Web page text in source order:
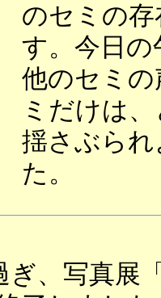
のセミの
す。今日の
他のセミ
ミだけは
揺さぶら
た。
ぎ、写真展